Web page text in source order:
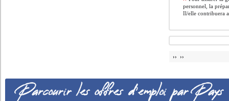
personnel, la
Il/elle contribuera
›› ››